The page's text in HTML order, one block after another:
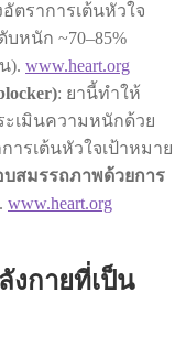
ตราการเต้นหัวใจ
บหนัก ~70–85%
). www.heart.org
: ยานี้ทำให้
ะเมินความหนักด้วย
ารเต้นหัวใจเป้าหมาย
สมรรถภาพด้วยการ
. www.heart.org
งกายที่เป็น